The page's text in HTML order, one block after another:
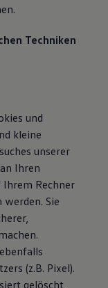
Techniken
und
kleine
unserer
Ihren
Ihrem Rechner
Sie
(z.B. Pixel).
gelöscht,